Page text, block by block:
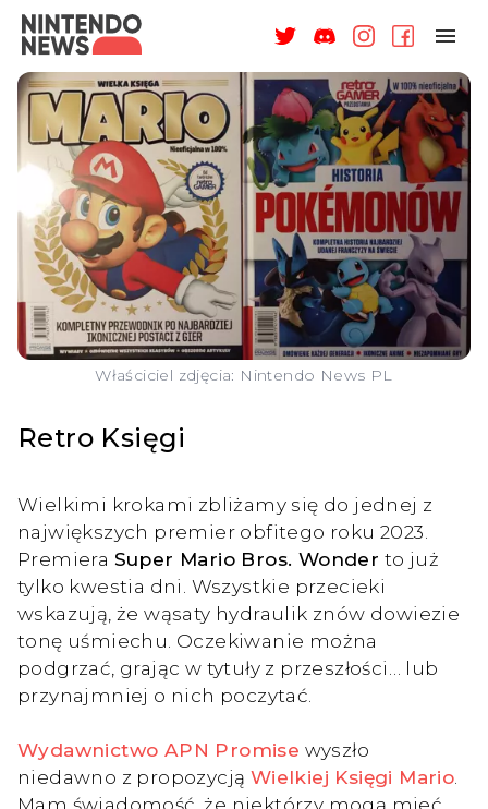
NAGRODY
NEWSY
RECENZJE
ARTYKUŁY
WSPARCIE
O NAS
Właściciel zdjęcia: Nintendo News PL
Retro Księgi
Wielkimi krokami zbliżamy się do jednej z
największych premier obfitego roku 2023.
Premiera Super Mario Bros. Wonder to już
tylko kwestia dni. Wszystkie przecieki
wskazują, że wąsaty hydraulik znów dowiezie
tonę uśmiechu. Oczekiwanie można
podgrzać, grając w tytuły z przeszłości… lub
przynajmniej o nich poczytać.
Wydawnictwo APN Promise wyszło
niedawno z propozycją Wielkiej Księgi Mario
Mam świadomość, że niektórzy mogą mieć